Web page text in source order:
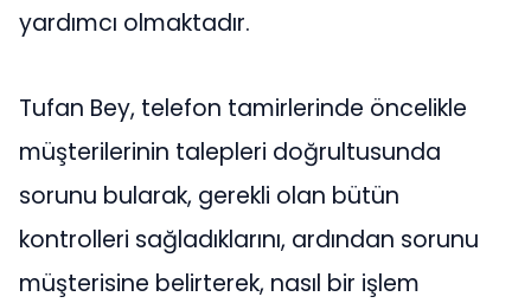
yardımcı olmaktadır.
Tufan Bey, telefon tamirlerinde öncelikle
müşterilerinin talepleri doğrultusunda
sorunu bularak, gerekli olan bütün
kontrolleri sağladıklarını, ardından sorunu
müşterisine belirterek, nasıl bir işlem